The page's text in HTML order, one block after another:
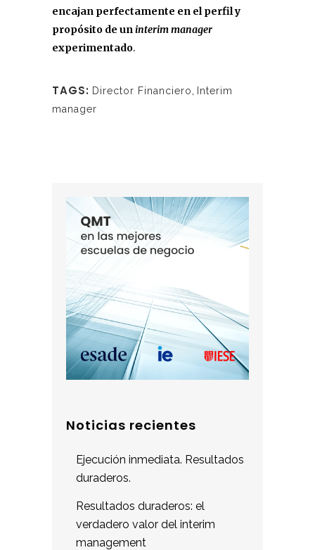
encajan perfectamente en el perfil y
propósito de uninterim manager
experimentado.
TAGS: Director Financiero
Interim
manager
Noticias recientes
Ejecución inmediata. Resultados
duraderos.
Resultados duraderos: el
verdadero valor del interim
management